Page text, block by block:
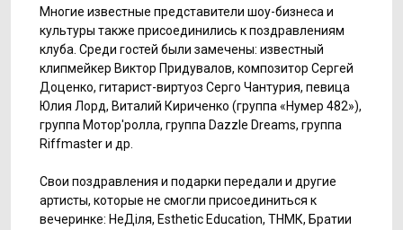
Многие известные представители шоу-бизнеса и
культуры также присоединились к поздравлениям
клуба. Среди гостей были замечены: известный
клипмейкер Виктор Придувалов, композитор Сергей
Доценко, гитарист-виртуоз Серго Чантурия, певица
Юлия Лорд, Виталий Кириченко (группа «Нумер 482»),
группа Мотор'ролла, группа Dazzle Dreams, группа
Riffmaster и др.
Свои поздравления и подарки передали и другие
артисты, которые не смогли присоединиться к
вечеринке: НеДіля, Esthetic Education, ТНМК, Братии